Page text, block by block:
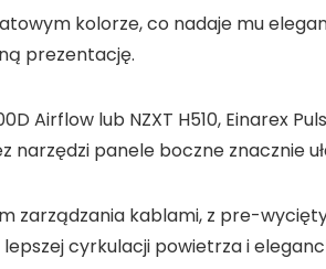
kolorze, co nadaje mu
prezentację.
Airflow lub NZXT H510, Einarex
panele boczne znacznie
zarządzania kablami, z pre-
cyrkulacji powietrza i